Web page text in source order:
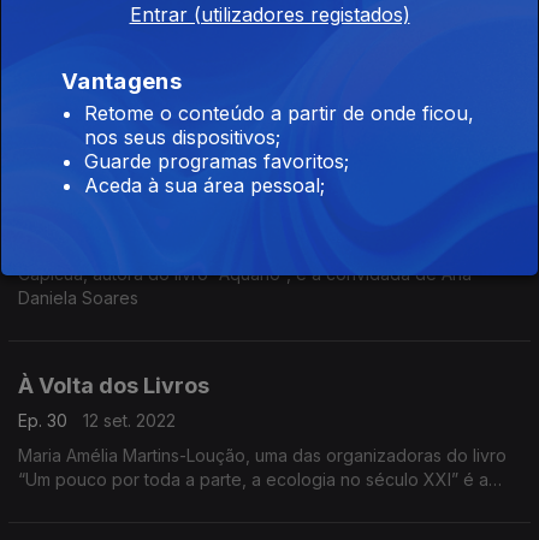
À Volta dos Livros
José Gardeazabal, autor do livro “Quando éramos peixes”, é o
convidado de Ana Daniela Soares
Capicua, autora do livro “Aquário”, é a convidada de Ana
Daniela Soares
À Volta dos Livros
Ep. 30
12 set. 2022
Maria Amélia Martins-Loução, uma das organizadoras do livro
“Um pouco por toda a parte, a ecologia no século XXI” é a
Entrar (utilizadores registados)
Vantagens
Retome o conteúdo a partir de onde ficou,
nos seus dispositivos;
Guarde programas favoritos;
Aceda à sua área pessoal;